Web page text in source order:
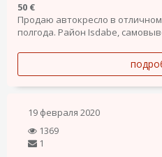
50 €
Продаю автокресло в
полгода. Район Isdabe,
19 февраля 2020
1369
1